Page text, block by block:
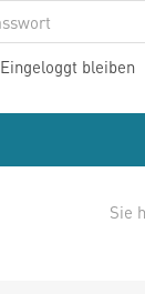
Eingeloggt bleiben
Sie